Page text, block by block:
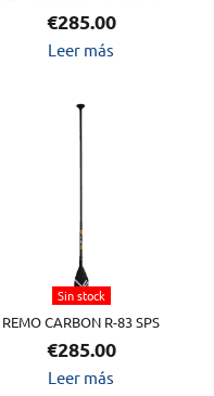
€285.00
Leer más
Sin stock
REMO CARBON R-83 SPS
€285.00
Leer más